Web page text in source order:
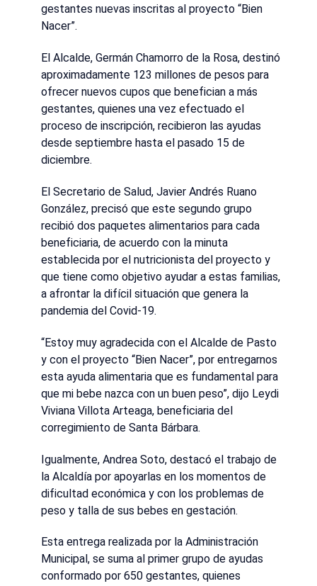
gestantes nuevas inscritas al proyecto “Bien
Nacer”.
El Alcalde, Germán Chamorro de la Rosa, destinó
aproximadamente 123 millones de pesos para
ofrecer nuevos cupos que benefician a más
gestantes, quienes una vez efectuado el
proceso de inscripción, recibieron las ayudas
desde septiembre hasta el pasado 15 de
diciembre.
El Secretario de Salud, Javier Andrés Ruano
González, precisó que este segundo grupo
recibió dos paquetes alimentarios para cada
beneficiaria, de acuerdo con la minuta
establecida por el nutricionista del proyecto y
que tiene como objetivo ayudar a estas familias,
a afrontar la difícil situación que genera la
pandemia del Covid-19.
“Estoy muy agradecida con el Alcalde de Pasto
y con el proyecto “Bien Nacer”, por entregarnos
esta ayuda alimentaria que es fundamental para
que mi bebe nazca con un buen peso”, dijo Leydi
Viviana Villota Arteaga, beneficiaria del
corregimiento de Santa Bárbara.
Igualmente, Andrea Soto, destacó el trabajo de
la Alcaldía por apoyarlas en los momentos de
dificultad económica y con los problemas de
peso y talla de sus bebes en gestación.
Esta entrega realizada por la Administración
Municipal, se suma al primer grupo de ayudas
conformado por 650 gestantes, quienes